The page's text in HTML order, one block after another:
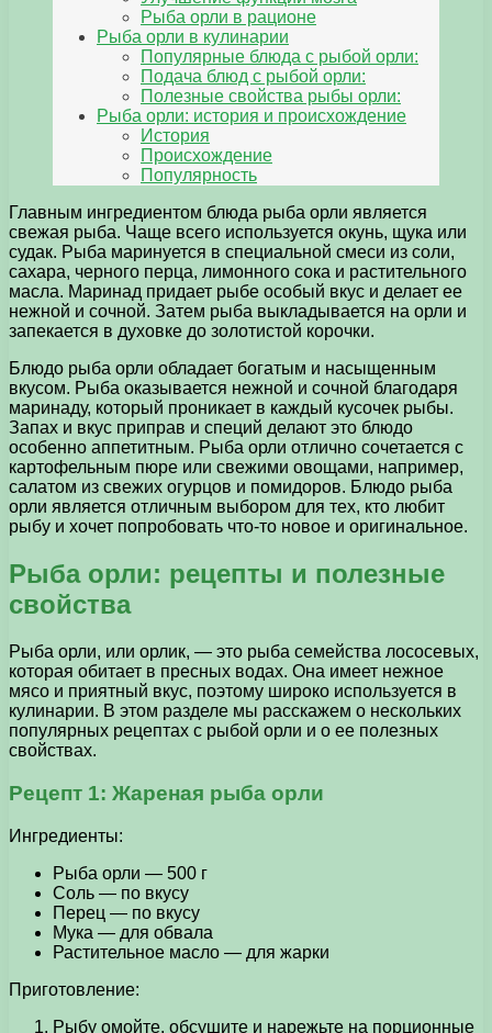
Рыба орли в рационе
Рыба орли в кулинарии
Популярные блюда с рыбой орли:
Подача блюд с рыбой орли:
Полезные свойства рыбы орли:
Рыба орли: история и происхождение
История
Происхождение
Популярность
Главным ингредиентом блюда рыба орли является
свежая рыба. Чаще всего используется окунь, щука или
судак. Рыба маринуется в специальной смеси из соли,
сахара, черного перца, лимонного сока и растительного
масла. Маринад придает рыбе особый вкус и делает ее
нежной и сочной. Затем рыба выкладывается на орли и
запекается в духовке до золотистой корочки.
Блюдо рыба орли обладает богатым и насыщенным
вкусом. Рыба оказывается нежной и сочной благодаря
маринаду, который проникает в каждый кусочек рыбы.
Запах и вкус приправ и специй делают это блюдо
особенно аппетитным. Рыба орли отлично сочетается с
картофельным пюре или свежими овощами, например,
салатом из свежих огурцов и помидоров. Блюдо рыба
орли является отличным выбором для тех, кто любит
рыбу и хочет попробовать что-то новое и оригинальное.
Рыба орли: рецепты и полезные
свойства
Рыба орли, или орлик, — это рыба семейства лососевых,
которая обитает в пресных водах. Она имеет нежное
мясо и приятный вкус, поэтому широко используется в
кулинарии. В этом разделе мы расскажем о нескольких
популярных рецептах с рыбой орли и о ее полезных
свойствах.
Рецепт 1: Жареная рыба орли
Ингредиенты:
Рыба орли — 500 г
Соль — по вкусу
Перец — по вкусу
Мука — для обвала
Растительное масло — для жарки
Приготовление:
Рыбу омойте, обсушите и нарежьте на порционные